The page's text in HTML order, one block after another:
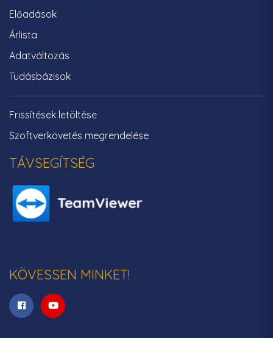
Előadások
Árlista
Adatváltozás
Tudásbázisok
Frissítések letöltése
Szoftverkövetés megrendelése
TÁVSEGÍTSÉG
KÖVESSEN MINKET!